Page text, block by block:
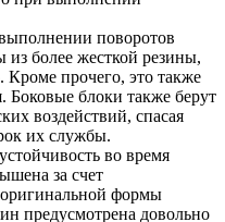
поворотов
более жесткой резины,
прочего, это также
Боковые блоки также берут
воздействий, спасая
их службы.
во время
за счет
формы
предусмотрена довольно